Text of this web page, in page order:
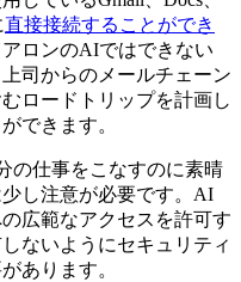
直接接続することができ
ロンのAIではできない
司からのメールチェーン
ロードトリップを計画し
できます。
の仕事をこなすのに素晴
し注意が必要です。AI
広範なアクセスを許可す
ないようにセキュリティ
あります。